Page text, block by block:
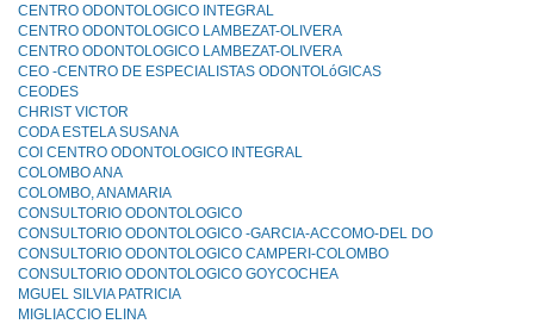
CENTRO ODONTOLOGICO INTEGRAL
CENTRO ODONTOLOGICO LAMBEZAT-OLIVERA
CENTRO ODONTOLOGICO LAMBEZAT-OLIVERA
CEO -CENTRO DE ESPECIALISTAS ODONTOLóGICAS
CEODES
CHRIST VICTOR
CODA ESTELA SUSANA
COI CENTRO ODONTOLOGICO INTEGRAL
COLOMBO ANA
COLOMBO, ANAMARIA
CONSULTORIO ODONTOLOGICO
CONSULTORIO ODONTOLOGICO -GARCIA-ACCOMO-DEL DO
CONSULTORIO ODONTOLOGICO CAMPERI-COLOMBO
CONSULTORIO ODONTOLOGICO GOYCOCHEA
MGUEL SILVIA PATRICIA
MIGLIACCIO ELINA